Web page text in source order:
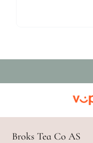
Broks Tea Co AS